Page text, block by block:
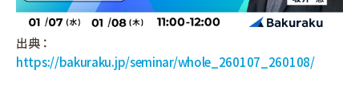
出典：
https://bakuraku.jp/seminar/whole_260107_260108/